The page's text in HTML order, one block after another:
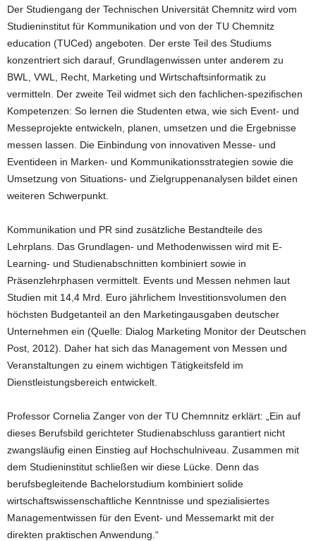
Der Studiengang der Technischen Universität Chemnitz wird vom
Studieninstitut für Kommunikation und von der TU Chemnitz
education (TUCed) angeboten. Der erste Teil des Studiums
konzentriert sich darauf, Grundlagenwissen unter anderem zu
BWL, VWL, Recht, Marketing und Wirtschaftsinformatik zu
vermitteln. Der zweite Teil widmet sich den fachlichen-spezifischen
Kompetenzen: So lernen die Studenten etwa, wie sich Event- und
Messeprojekte entwickeln, planen, umsetzen und die Ergebnisse
messen lassen. Die Einbindung von innovativen Messe- und
Eventideen in Marken- und Kommunikationsstrategien sowie die
Umsetzung von Situations- und Zielgruppenanalysen bildet einen
weiteren Schwerpunkt.
Kommunikation und PR sind zusätzliche Bestandteile des
Lehrplans. Das Grundlagen- und Methodenwissen wird mit E-
Learning- und Studienabschnitten kombiniert sowie in
Präsenzlehrphasen vermittelt. Events und Messen nehmen laut
Studien mit 14,4 Mrd. Euro jährlichem Investitionsvolumen den
höchsten Budgetanteil an den Marketingausgaben deutscher
Unternehmen ein (Quelle: Dialog Marketing Monitor der Deutschen
Post, 2012). Daher hat sich das Management von Messen und
Veranstaltungen zu einem wichtigen Tätigkeitsfeld im
Dienstleistungsbereich entwickelt.
Professor Cornelia Zanger von der TU Chemnnitz erklärt: „Ein auf
dieses Berufsbild gerichteter Studienabschluss garantiert nicht
zwangsläufig einen Einstieg auf Hochschulniveau. Zusammen mit
dem Studieninstitut schließen wir diese Lücke. Denn das
berufsbegleitende Bachelorstudium kombiniert solide
wirtschaftswissenschaftliche Kenntnisse und spezialisiertes
Managementwissen für den Event- und Messemarkt mit der
direkten praktischen Anwendung.“